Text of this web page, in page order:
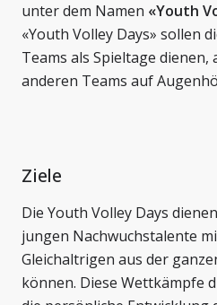
unter dem Namen «Youth
«Youth Volley Days» sollen
Teams als Spieltage dienen,
anderen Teams auf
Ziele
Die Youth Volley Days
jungen Nachwuchstalente
Gleichaltrigen aus der
können. Diese Wettkämpfe